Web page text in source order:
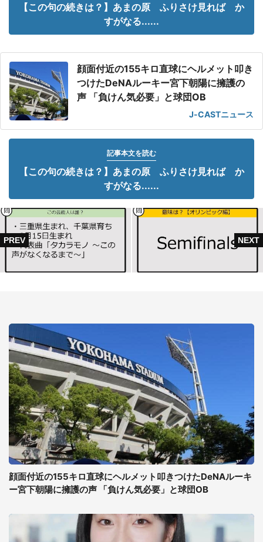
【この句の続きは？】あまの原 ふりさけ見れば か
すがなる......
顔面付近の155キロ直球にヘルメット叩き
つけたDeNAルーキー宮下朝陽に擁護の
声 「負けん気必要」と球団OB
J-CASTニュース
記事本文を読む
【この句の続きは？】あまの原 ふりさけ見れば か
すがなる......
顔面付近の155キロ直球にヘルメット叩きつけたDeNAルーキ
ー宮下朝陽に擁護の声 「負けん気必要」と球団OB